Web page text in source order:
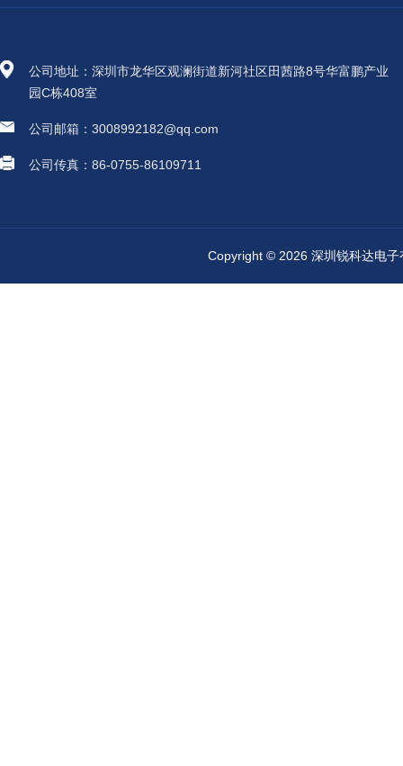
公司地址：深圳市龙华区观澜街道新河社区田茜路8号华富鹏产业
园C栋408室
公司邮箱：3008992182@qq.com
公司传真：86-0755-86109711
Copyright © 2026 深圳锐科达电